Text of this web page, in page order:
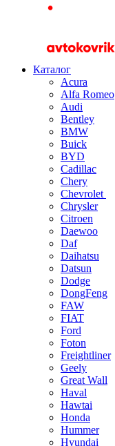
Каталог
Acura
Alfa Romeo
Audi
Bentley
BMW
Buick
BYD
Cadillac
Chery
Chevrolet
Chrysler
Citroen
Daewoo
Daf
Daihatsu
Datsun
Dodge
DongFeng
FAW
FIAT
Ford
Foton
Freightliner
Geely
Great Wall
Haval
Hawtai
Honda
Hummer
Hyundai